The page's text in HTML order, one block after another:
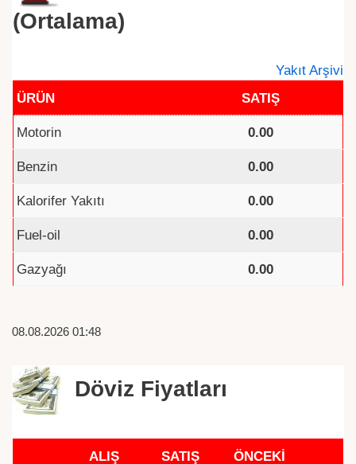
(Ortalama)
Yakıt Arşivi
ÜRÜN
SATIŞ
Motorin 0.00
Benzin 0.00
Kalorifer Yakıtı 0.00
Fuel-oil 0.00
Gazyağı 0.00
08.08.2026 01:48
Döviz Fiyatları
ALIŞ SATIŞ ÖNCEKİ